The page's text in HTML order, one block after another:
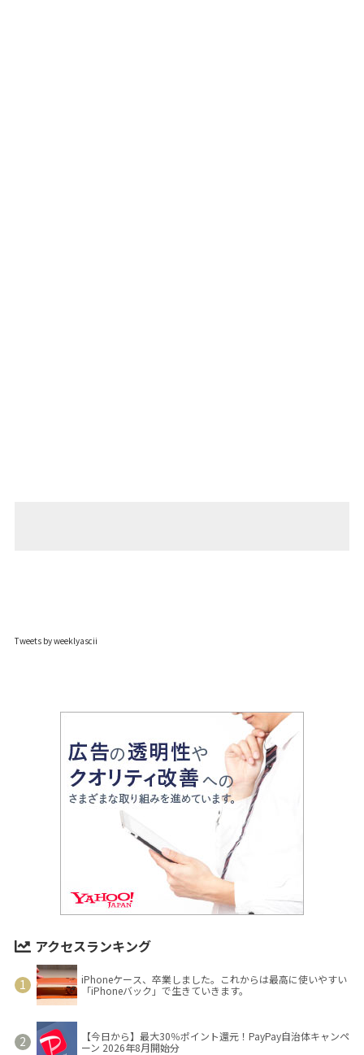
Tweets by weeklyascii
アクセスランキング
iPhoneケース、卒業しました。これからは最高に使いやすい
「iPhoneバック」で生きていきます。
【今日から】最大30％ポイント還元！PayPay自治体キャンペ
ーン 2026年8月開始分